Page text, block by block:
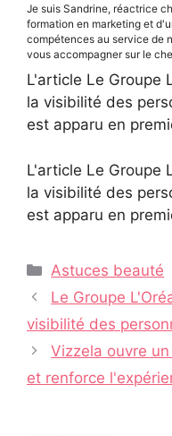
Je suis Sandrine, réactrice
formation en marketing et
compétences au service de
vous accompagner sur le
L'article Le Groupe
la visibilité des
est apparu en
L'article Le Groupe
la visibilité des
est apparu en
Catégories
Astuces beauté
Navigation
des
Le Groupe
visibilité des
Vizzela ouvre
et renforce